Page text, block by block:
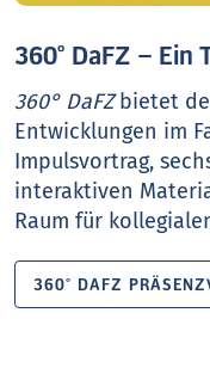
360° DaFZ – Ein
360° DaFZbietet
Entwicklungen im
Impulsvortrag,
interaktiven
Raum für
360° DAFZ